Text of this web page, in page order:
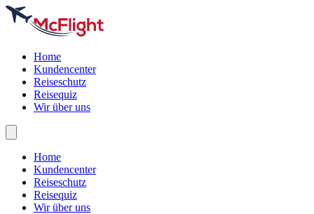
Home
Kundencenter
Reiseschutz
Reisequiz
Wir über uns
Home
Kundencenter
Reiseschutz
Reisequiz
Wir über uns